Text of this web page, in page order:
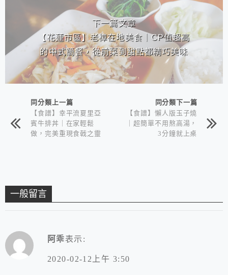
下一篇文章
【花蓮市區】老樟在地美食｜CP值超高
的中式簡餐，從前菜到甜點都精巧美味
同分類上一篇
【食譜】幸平流夏里亞
賓牛排丼｜在家輕鬆
做，完美重現食戟之靈
同分類下一篇
【食譜】懶人版玉子燒
｜超簡單不用熬高湯，
3分鐘就上桌
一般留言
阿乖表示:
2020-02-12上午 3:50